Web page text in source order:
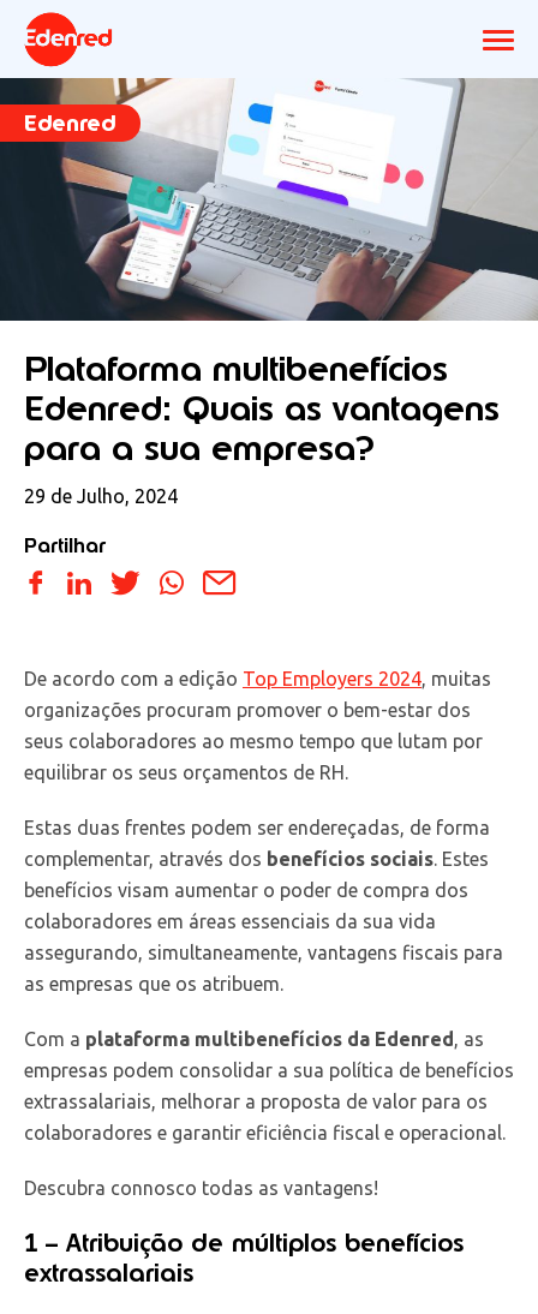
Edenred
Plataforma multibenefícios
Edenred: Quais as vantagens
para a sua empresa?
29 de Julho, 2024
Partilhar
De acordo com a edição Top Employers 2024 , muitas
organizações procuram promover o bem-estar dos
seus colaboradores ao mesmo tempo que lutam por
equilibrar os seus orçamentos de RH.
Estas duas frentes podem ser endereçadas, de forma
complementar, através dos benefícios sociais . Estes
benefícios visam aumentar o poder de compra dos
colaboradores em áreas essenciais da sua vida
assegurando, simultaneamente, vantagens fiscais para
as empresas que os atribuem.
Com a plataforma multibenefícios da Edenred
, as
empresas podem consolidar a sua política de benefícios
extrassalariais, melhorar a proposta de valor para os
colaboradores e garantir eficiência fiscal e operacional.
Descubra connosco todas as vantagens!
1 – Atribuição de múltiplos benefícios
extrassalariais